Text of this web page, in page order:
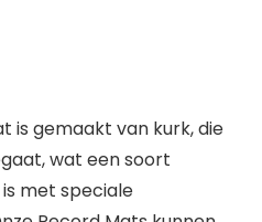
is gemaakt van kurk, die
wat een soort
met speciale